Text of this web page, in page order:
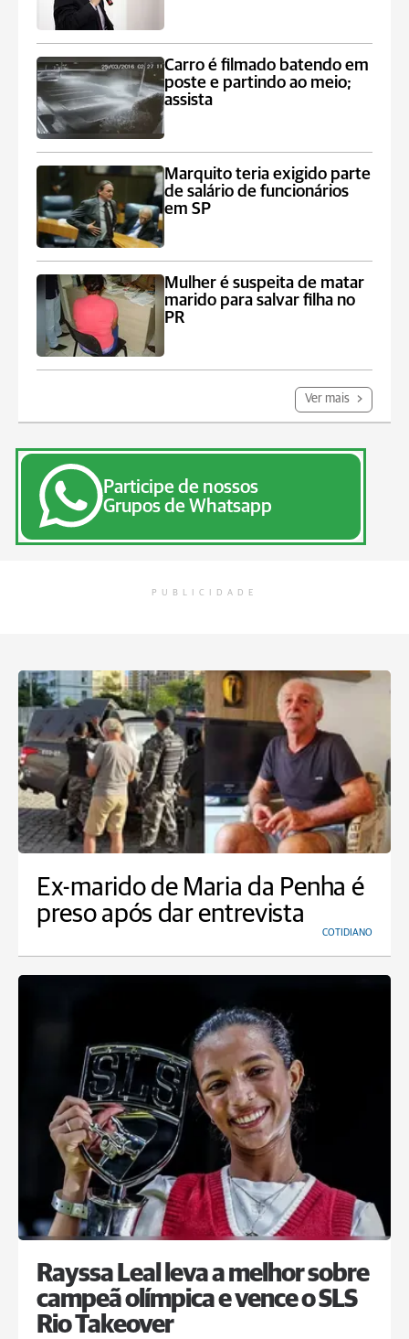
Carro é filmado batendo em
poste e partindo ao meio;
assista
Marquito teria exigido parte
de salário de funcionários
em SP
Mulher é suspeita de matar
marido para salvar filha no
PR
Ver mais
Participe de nossos
Grupos de Whatsapp
PUBLICIDADE
Ex-marido de Maria da Penha é
preso após dar entrevista
COTIDIANO
Rayssa Leal leva a melhor sobre
campeã olímpica e vence o SLS
Rio Takeover